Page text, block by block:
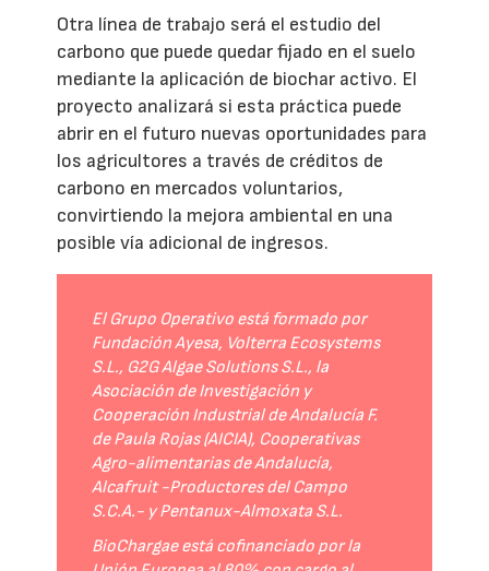
Otra línea de trabajo será el estudio del
carbono que puede quedar fijado en el suelo
mediante la aplicación de biochar activo. El
proyecto analizará si esta práctica puede
abrir en el futuro nuevas oportunidades para
los agricultores a través de créditos de
carbono en mercados voluntarios,
convirtiendo la mejora ambiental en una
posible vía adicional de ingresos.
El Grupo Operativo está formado por
Fundación Ayesa, Volterra Ecosystems
S.L., G2G Algae Solutions S.L., la
Asociación de Investigación y
Cooperación Industrial de Andalucía F.
de Paula Rojas (AICIA), Cooperativas
Agro-alimentarias de Andalucía,
Alcafruit -Productores del Campo
S.C.A.- y Pentanux-Almoxata S.L.
BioChargae está cofinanciado por la